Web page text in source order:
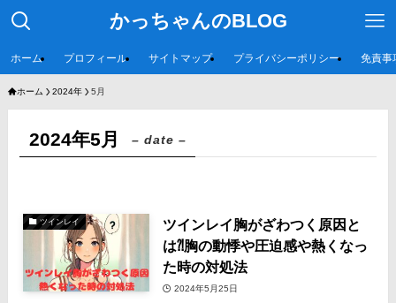
かっちゃんのBLOG
ホーム プロフィール サイトマップ プライバシーポリシー 免責事
ホーム 2024年 5月
2024年5月 – date –
ツインレイ
ツインレイ胸がざわつく原因と
は⁈胸の動悸や圧迫感や熱くなっ
た時の対処法
2024年5月25日